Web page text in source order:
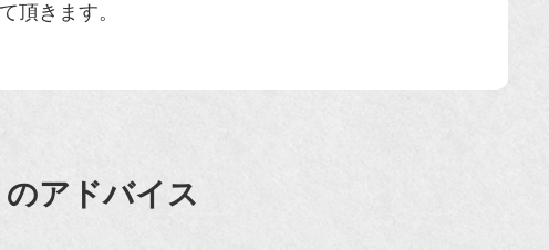
頂きます。
アドバイス